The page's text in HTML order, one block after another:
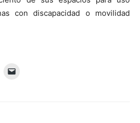
con discapacidad o movilidad